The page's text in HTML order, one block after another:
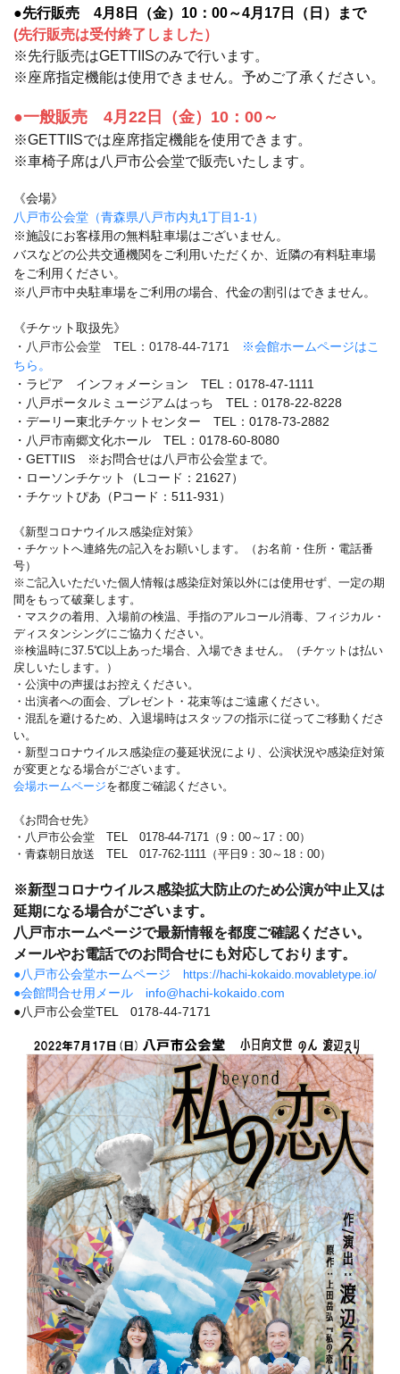
●先行販売 4月8日（金）10：00～4月17日（日）まで
(先行販売は受付終了しました）
※先行販売はGETTIISのみで行います。
※座席指定機能は使用できません。予めご了承ください。
●一般販売 4月22日（金）10：00～
※GETTIISでは座席指定機能を使用できます。
※車椅子席は八戸市公会堂で販売いたします。
《会場》
八戸市公会堂（青森県八戸市内丸1丁目1-1）
※施設にお客様用の無料駐車場はございません。
バスなどの公共交通機関をご利用いただくか、近隣の有料駐車場
をご利用ください。
※八戸市中央駐車場をご利用の場合、代金の割引はできません。
《チケット取扱先》
・八戸市公会堂 TEL：0178-44-7171
※会館ホームページはこ
ちら。
・ラピア インフォメーション TEL：0178-47-1111
・八戸ポータルミュージアムはっち TEL：0178-22-8228
・デーリー東北チケットセンター TEL：0178-73-2882
・八戸市南郷文化ホール TEL：0178-60-8080
・GETTIIS ※お問合せは八戸市公会堂まで。
・ローソンチケット（Lコード：21627）
・チケットぴあ（Pコード：511-931）
《新型コロナウイルス感染症対策》
・チケットへ連絡先の記入をお願いします。（お名前・住所・電話番
号）
※ご記入いただいた個人情報は感染症対策以外には使用せず、一定の期
間をもって破棄します。
・マスクの着用、入場前の検温、手指のアルコール消毒、フィジカル・
ディスタンシングにご協力ください。
※検温時に37.5℃以上あった場合、入場できません。（チケットは払い
戻しいたします。）
・公演中の声援はお控えください。
・出演者への面会、プレゼント・花束等はご遠慮ください。
・混乱を避けるため、入退場時はスタッフの指示に従ってご移動くださ
い。
・新型コロナウイルス感染症の蔓延状況により、公演状況や感染症対策
が変更となる場合がございます。
会場ホームページを都度ご確認ください。
《お問合せ先》
・八戸市公会堂 TEL 0178-44-7171（9：00～17：00）
・青森朝日放送 TEL 017-762-1111（平日9：30～18：00）
※新型コロナウイルス感染拡大防止のため公演が中止又は
延期になる場合がございます。
八戸市ホームページで最新情報を都度ご確認ください。
メールやお電話でのお問合せにも対応しております。
●八戸市公会堂ホームページ https://hachi-kokaido.movabletype.io/
●会館問合せ用メール info@hachi-kokaido.com
●八戸市公会堂TEL 0178-44-7171